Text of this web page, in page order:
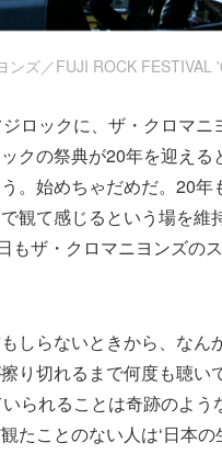
ンズ／FUJI ROCK
ロックに、ザ・クロマ
クの祭典が20年を迎え
。始めちゃだめだ。20
観て感じるという場を
もザ・クロマニヨンズの
しらないときから、な
り切れるまで何度も聴い
られることは奇跡のよ
たことのない人は‘日本